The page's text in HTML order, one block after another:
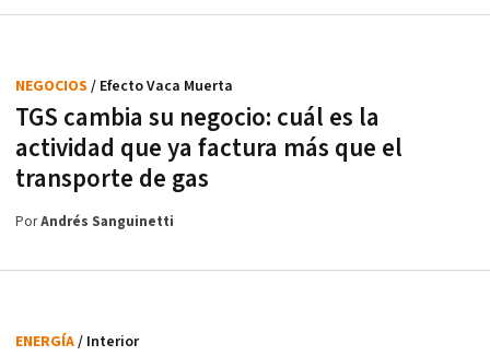
TGS cambia su negocio: cuál es la
actividad que ya factura más que el
transporte de gas
NEGOCIOS / Efecto Vaca Muerta
PorAndrés Sanguinetti
ENERGÍA/ Interior